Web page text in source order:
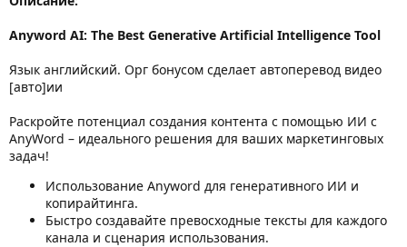
Anyword AI: The Best Generative Artificial Intelligence Tool
Язык английский. Орг бонусом сделает автоперевод видео
[авто]ии
Раскройте потенциал создания контента с помощью ИИ с
AnyWord – идеального решения для ваших маркетинговых
задач!
Использование Anyword для генеративного ИИ и
копирайтинга.
Быстро создавайте превосходные тексты для каждого
канала и сценария использования.